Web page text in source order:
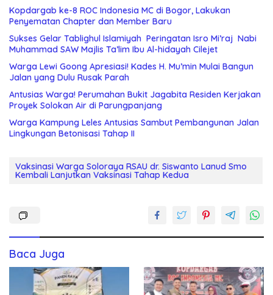
Kopdargab ke-8 ROC Indonesia MC di Bogor, Lakukan
Penyematan Chapter dan Member Baru
Sukses Gelar Tablighul Islamiyah Peringatan Isro Mi’raj Nabi
Muhammad SAW Majlis Ta’lim Ibu Al-hidayah Cilejet
Warga Lewi Goong Apresiasi! Kades H. Mu’min Mulai Bangun
Jalan yang Dulu Rusak Parah
Antusias Warga! Perumahan Bukit Jagabita Residen Kerjakan
Proyek Solokan Air di Parungpanjang
Warga Kampung Leles Antusias Sambut Pembangunan Jalan
Lingkungan Betonisasi Tahap II
Vaksinasi Warga Soloraya RSAU dr. Siswanto Lanud Smo
Kembali Lanjutkan Vaksinasi Tahap Kedua
Baca Juga